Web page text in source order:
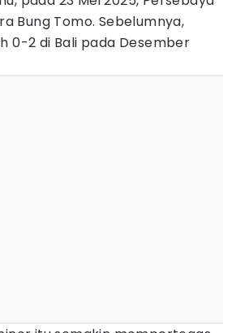
Bung Tomo. Sebelumnya,
0-2 di Bali pada Desember